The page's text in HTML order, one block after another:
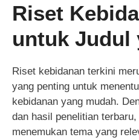
Riset
untuk Judul
Riset kebidanan terkini
yang penting untuk
kebidanan yang mudah.
dan hasil penelitian
menemukan tema yang